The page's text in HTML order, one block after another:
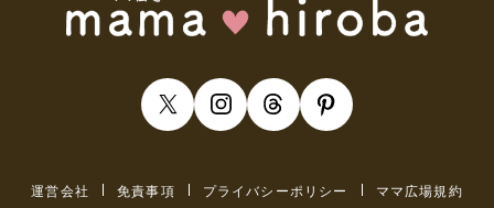
運営会社 免責事項 プライバシーポリシー
ママ広場規約